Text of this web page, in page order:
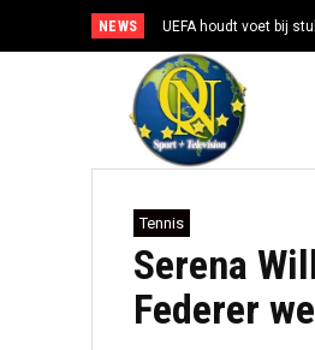
NEWS UEFA houdt voet bij
Tennis
Serena
Federer